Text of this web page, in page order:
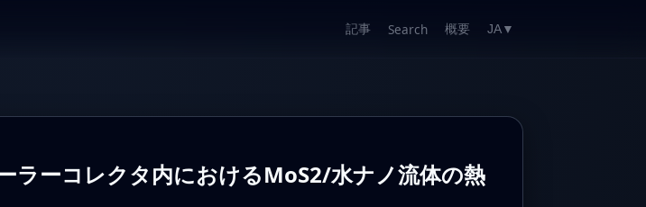
記事 Search 概要 JA ▼
ラーコレクタ内におけるMoS2/水ナノ流体の熱